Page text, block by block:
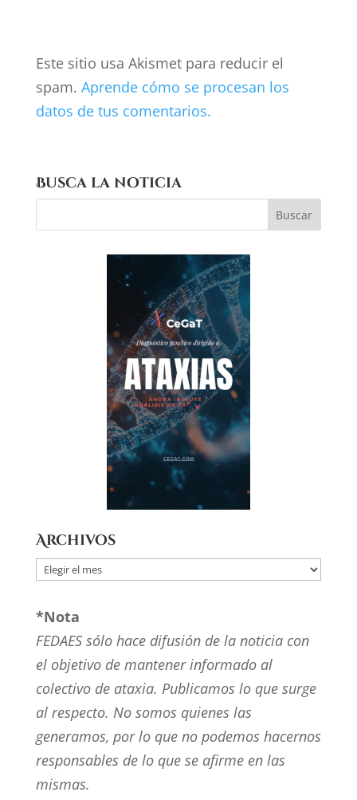
Este sitio usa Akismet para reducir el
spam. Aprende cómo se procesan los
datos de tus comentarios.
Busca la noticia
Archivos
Archivos
*Nota
FEDAES sólo hace difusión de la noticia con
el objetivo de mantener informado al
colectivo de ataxia. Publicamos lo que surge
al respecto. No somos quienes las
generamos, por lo que no podemos hacernos
responsables de lo que se afirme en las
mismas.